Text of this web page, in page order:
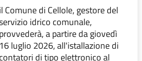
il Comune di Cellole, gestore del
idrico comunale,
provvederà, a partire da giovedì
16 luglio 2026, all'istallazione di
contatori di tipo elettronico al